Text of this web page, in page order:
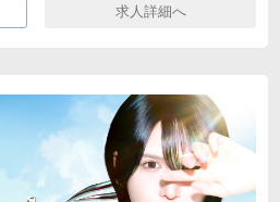
求人詳細へ